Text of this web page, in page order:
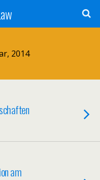
2014
am